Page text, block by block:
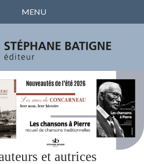
et autrices
MENU